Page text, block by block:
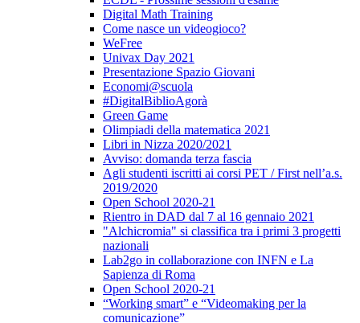
Digital Math Training
Come nasce un videogioco?
WeFree
Univax Day 2021
Presentazione Spazio Giovani
Economi@scuola
#DigitalBiblioAgorà
Green Game
Olimpiadi della matematica 2021
Libri in Nizza 2020/2021
Avviso: domanda terza fascia
Agli studenti iscritti ai corsi PET / First nell’a.s.
2019/2020
Open School 2020-21
Rientro in DAD dal 7 al 16 gennaio 2021
"Alchicromia" si classifica tra i primi 3 progetti
nazionali
Lab2go in collaborazione con INFN e La
Sapienza di Roma
Open School 2020-21
“Working smart” e “Videomaking per la
comunicazione”